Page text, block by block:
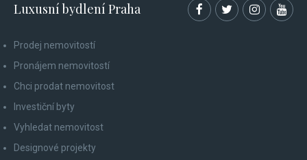
Luxusní bydlení Praha
Prodej nemovitostí
Pronájem nemovitostí
Chci prodat nemovitost
Investiční byty
Vyhledat nemovitost
Designové projekty